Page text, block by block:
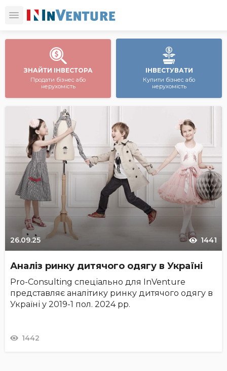
ЗНАЙТИ ІНВЕСТОРА
Продати бізнес або
нерухомість
ІНВЕСТУВАТИ
Купити бізнес або
нерухомість
26.09.25 1441
Аналіз ринку дитячого одягу в Україні
Pro-Consulting спеціально для InVenture
представляє аналітику ринку дитячого одягу в
Україні у 2019-1 пол. 2024 рр.
1442